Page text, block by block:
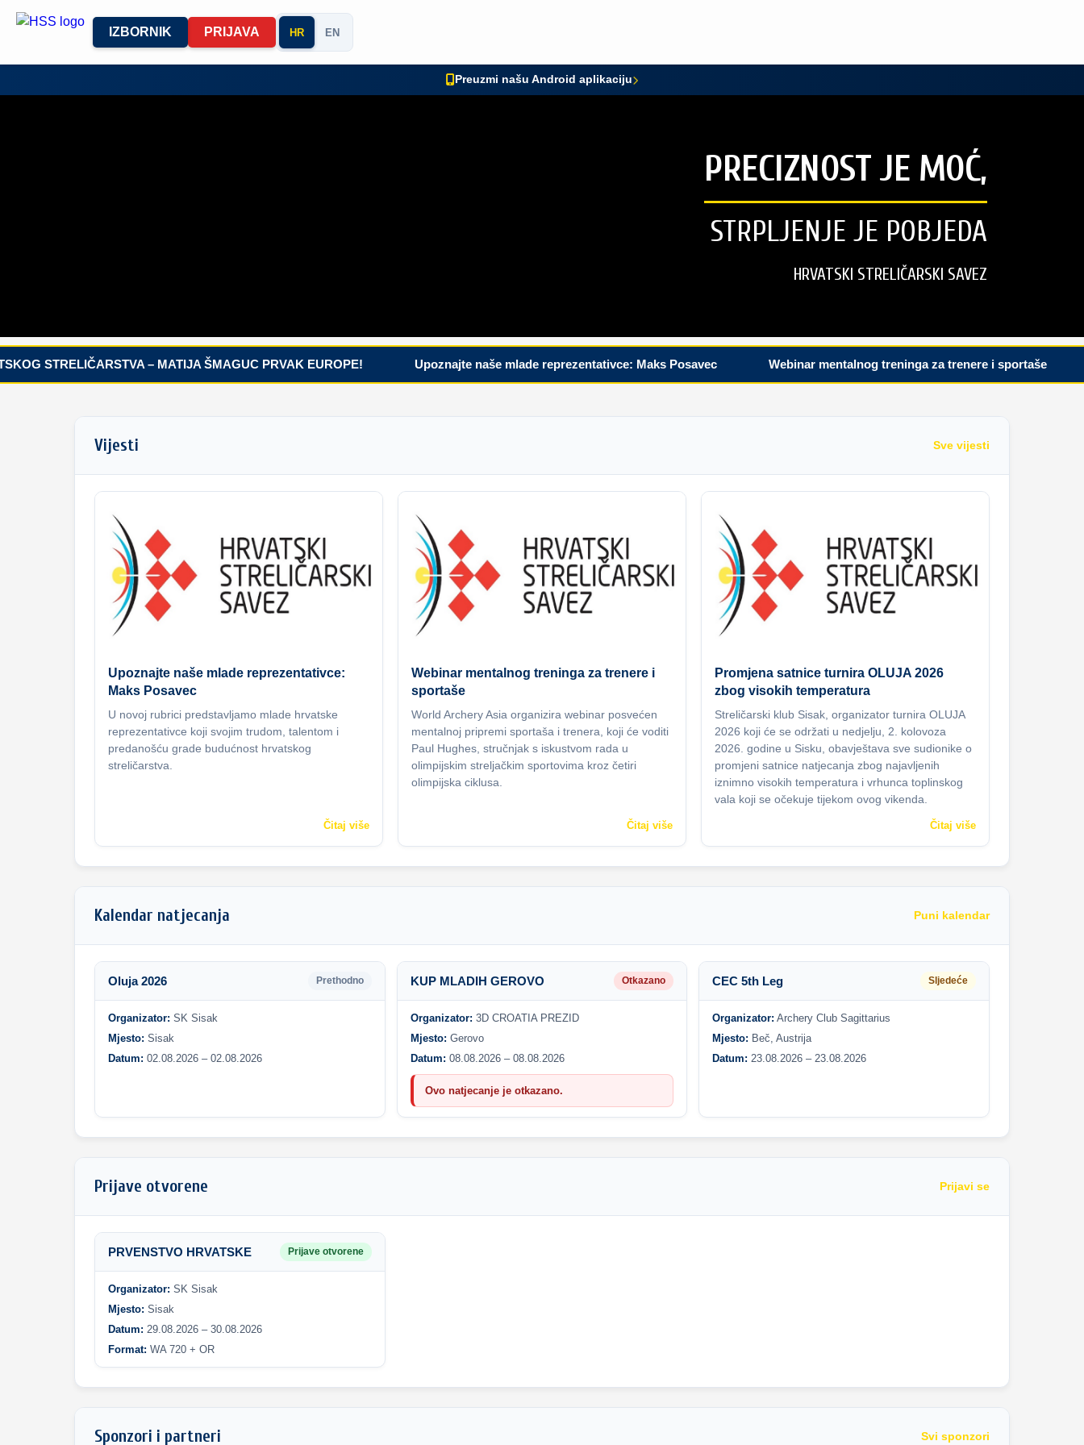
IZBORNIK PRIJAVA HR EN
Preuzmi našu Android aplikaciju
PRECIZNOST JE MOĆ,
STRPLJENJE JE POBJEDA
HRVATSKI STRELIČARSKI SAVEZ
STRELIČARSTVA – MATIJA ŠMAGUC PRVAK EUROPE! Upoznajte naše mlade reprezentativce: Maks Posavec Webinar mentalnog treninga za trenere i sportaše
Vijesti Sve vijesti
Upoznajte naše mlade reprezentativce:
Maks Posavec
U novoj rubrici predstavljamo mlade hrvatske
reprezentativce koji svojim trudom, talentom i
predanošću grade budućnost hrvatskog
streličarstva.
Čitaj više
Webinar mentalnog treninga za trenere i
sportaše
World Archery Asia organizira webinar posvećen
mentalnoj pripremi sportaša i trenera, koji će voditi
Paul Hughes, stručnjak s iskustvom rada u
olimpijskim streljačkim sportovima kroz četiri
olimpijska ciklusa.
Čitaj više
Promjena satnice turnira OLUJA 2026
zbog visokih temperatura
Streličarski klub Sisak, organizator turnira OLUJA
2026 koji će se održati u nedjelju, 2. kolovoza
2026. godine u Sisku, obavještava sve sudionike o
promjeni satnice natjecanja zbog najavljenih
iznimno visokih temperatura i vrhunca toplinskog
vala koji se očekuje tijekom ovog vikenda.
Čitaj više
Kalendar natjecanja Puni kalendar
Oluja 2026 Prethodno
Organizator: SK Sisak
Mjesto: Sisak
Datum: 02.08.2026 – 02.08.2026
KUP MLADIH GEROVO Otkazano
Organizator: 3D CROATIA PREZID
Mjesto: Gerovo
Datum: 08.08.2026 – 08.08.2026
Ovo natjecanje je otkazano.
CEC 5th Leg Sljedeće
Organizator: Archery Club Sagittarius
Mjesto: Beč, Austrija
Datum: 23.08.2026 – 23.08.2026
Prijave otvorene Prijavi se
PRVENSTVO HRVATSKE Prijave otvorene
Organizator: SK Sisak
Mjesto: Sisak
Datum: 29.08.2026 – 30.08.2026
Format: WA 720 + OR
Sponzori i partneri Svi sponzori